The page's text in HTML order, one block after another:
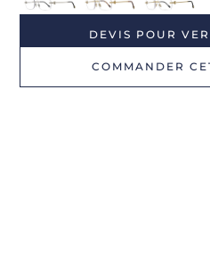
DEVIS POUR
COMMANDER